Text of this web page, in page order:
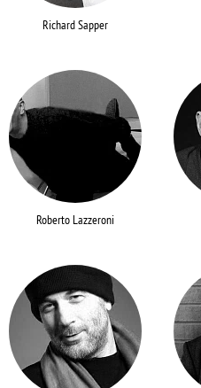
Richard Sapper
Roberto Lazzeroni